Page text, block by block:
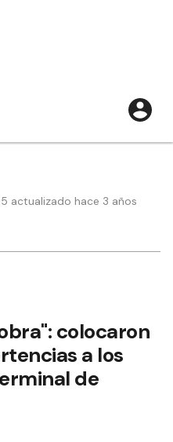
actualizado hace 3 años
colocaron
a los
de